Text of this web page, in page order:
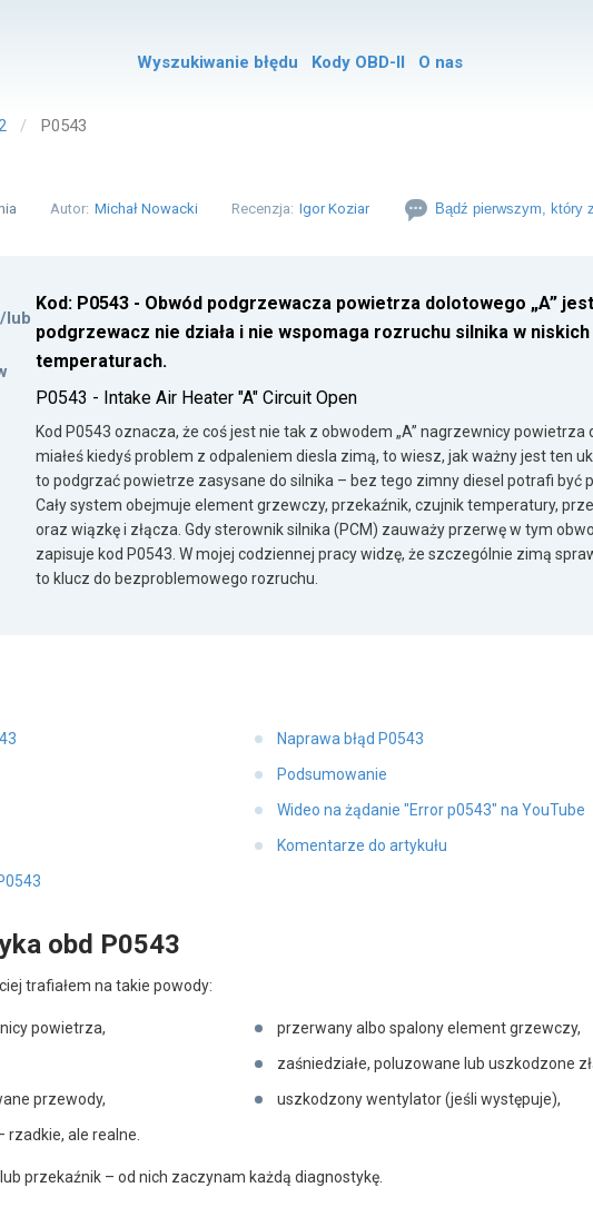
Wyszukiwanie błędu Kody OBD-II O nas
P0543
Autor: Michał Nowacki Recenzja: Igor Koziar Bądź pierwszym, który
lub
Kod: P0543 - Obwód podgrzewacza powietrza dolotowego „A”
podgrzewacz nie działa i nie wspomaga rozruchu silnika w niskich
temperaturach.
P0543 - Intake Air Heater "A" Circuit Open
Kod P0543 oznacza, że coś jest nie tak z obwodem „A” nagrzewnicy powietrza
miałeś kiedyś problem z odpaleniem diesla zimą, to wiesz, jak ważny jest ten
to podgrzać powietrze zasysane do silnika – bez tego zimny diesel potrafi być
Cały system obejmuje element grzewczy, przekaźnik, czujnik temperatury,
oraz wiązkę i złącza. Gdy sterownik silnika (PCM) zauważy przerwę w tym
zapisuje kod P0543. W mojej codziennej pracy widzę, że szczególnie zimą
to klucz do bezproblemowego rozruchu.
Naprawa błąd P0543
Podsumowanie
Wideo na żądanie "Error p0543" na YouTube
Komentarze do artykułu
obd P0543
trafiałem na takie powody:
powietrza,
przerwany albo spalony element grzewczy,
zaśniedziałe, poluzowane lub uszkodzone
przewody,
uszkodzony wentylator (jeśli występuje),
rzadkie, ale realne.
przekaźnik – od nich zaczynam każdą diagnostykę.